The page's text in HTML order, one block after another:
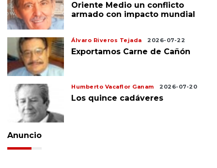
Oriente Medio un conflicto
armado con impacto mundial
Álvaro Riveros Tejada 2026-07-22
Exportamos Carne de Cañón
Humberto Vacaflor Ganam 2026-07-20
Los quince cadáveres
Anuncio